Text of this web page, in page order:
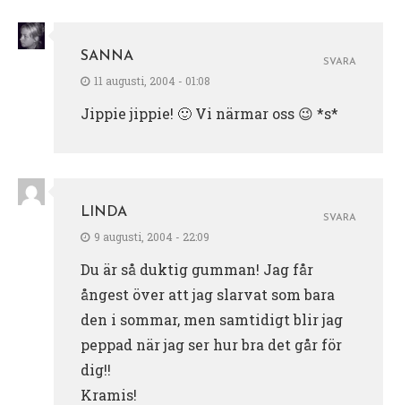
SANNA
11 augusti, 2004 - 01:08
Jippie jippie! 🙂 Vi närmar oss 😉 *s*
SVARA
LINDA
9 augusti, 2004 - 22:09
Du är så duktig gumman! Jag får
ångest över att jag slarvat som bara
den i sommar, men samtidigt blir jag
peppad när jag ser hur bra det går för
dig!!
Kramis!
SVARA